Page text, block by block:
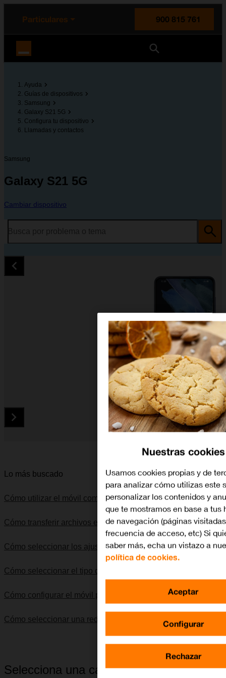
principal
la página
Particulares
900 815 761
Ayuda
Guías de dispositivos
Samsung
Galaxy S21 5G
Configura tu dispositivo
Llamadas y contactos
Samsung
Galaxy S21 5G
Cambiar dispositivo
Lo más buscado
Cómo utilizar el móvil como punto de acceso Wi-Fi
Cómo transferir archivos entre el ordenador y el móvil
Cómo seleccionar los ajustes de SIM dual
Cómo seleccionar el tipo de red
Cómo configurar el móvil para internet
Cómo seleccionar una red
Selecciona una categoría
Nuestras cookies
Usamos cookies propias y de
para analizar cómo utilizas este
personalizar los contenidos y
que te mostramos en base a tus
de navegación (páginas
frecuencia de acceso, etc) Si
saber más, echa un vistazo a
política de cookies.
Configurar
Rechazar
Aceptar